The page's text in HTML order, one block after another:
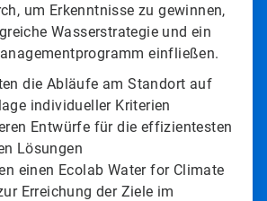
um Erkenntnisse zu gewinnen,
Wasserstrategie und ein
einfließen.
die Abläufe am Standort auf
individueller Kriterien
Entwürfe für die effizientesten
Lösungen
einen Ecolab Water for Climate
Erreichung der Ziele im